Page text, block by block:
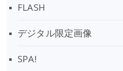
FLASH
デジタル限定画像
SPA!